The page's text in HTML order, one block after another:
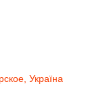
Україна